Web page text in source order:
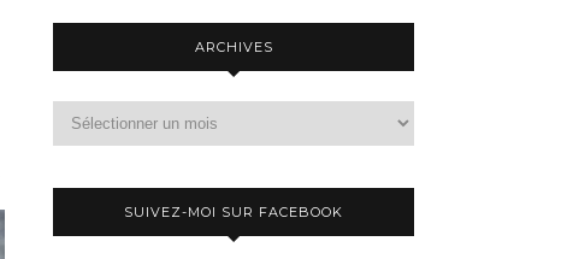
ARCHIVES
SUIVEZ-MOI SUR FACEBOOK